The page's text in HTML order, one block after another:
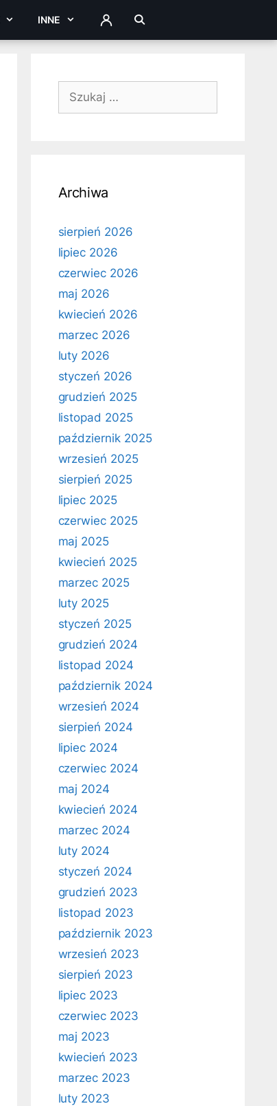
INNE ZALOGUJ
Szukaj:
Archiwa
sierpień 2026
lipiec 2026
czerwiec 2026
maj 2026
kwiecień 2026
marzec 2026
luty 2026
styczeń 2026
grudzień 2025
listopad 2025
październik 2025
wrzesień 2025
sierpień 2025
lipiec 2025
czerwiec 2025
maj 2025
kwiecień 2025
marzec 2025
luty 2025
styczeń 2025
grudzień 2024
listopad 2024
październik 2024
wrzesień 2024
sierpień 2024
lipiec 2024
czerwiec 2024
maj 2024
kwiecień 2024
marzec 2024
luty 2024
styczeń 2024
grudzień 2023
listopad 2023
październik 2023
wrzesień 2023
sierpień 2023
lipiec 2023
czerwiec 2023
maj 2023
kwiecień 2023
marzec 2023
luty 2023